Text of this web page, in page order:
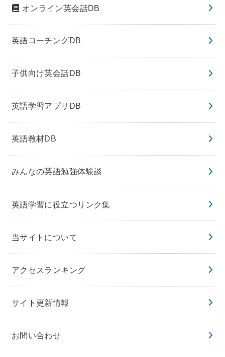
オンライン英会話DB
英語コーチングDB
子供向け英会話DB
英語学習アプリDB
英語教材DB
みんなの英語勉強体験談
英語学習に役立つリンク集
当サイトについて
アクセスランキング
サイト更新情報
お問い合わせ